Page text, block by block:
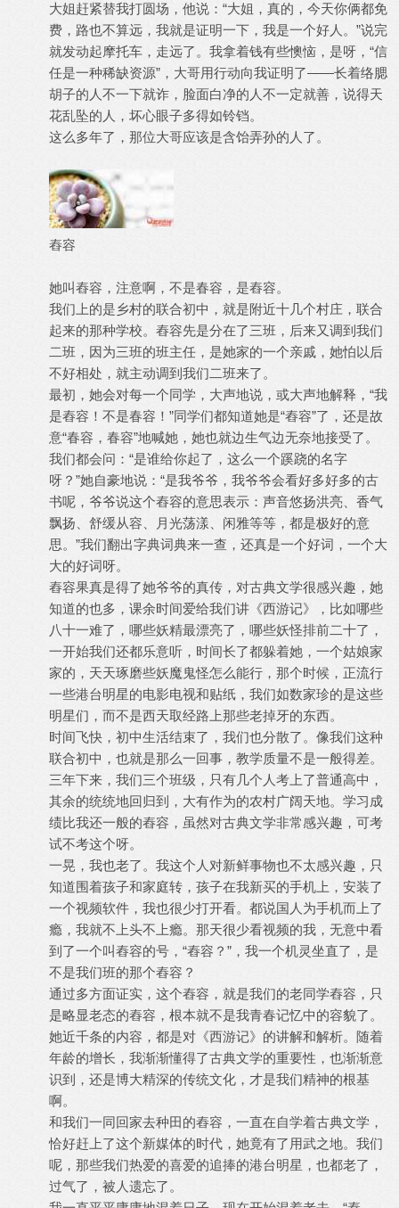
大姐赶紧替我打圆场，他说：“大姐，真的，今天你俩都免
费，路也不算远，我就是证明一下，我是一个好人。”说完
就发动起摩托车，走远了。我拿着钱有些懊恼，是呀，“信
任是一种稀缺资源”，大哥用行动向我证明了——长着络腮
胡子的人不一下就诈，脸面白净的人不一定就善，说得天
花乱坠的人，坏心眼子多得如铃铛。
这么多年了，那位大哥应该是含饴弄孙的人了。
舂容
她叫舂容，注意啊，不是春容，是舂容。
我们上的是乡村的联合初中，就是附近十几个村庄，联合
起来的那种学校。舂容先是分在了三班，后来又调到我们
二班，因为三班的班主任，是她家的一个亲戚，她怕以后
不好相处，就主动调到我们二班来了。
最初，她会对每一个同学，大声地说，或大声地解释，“我
是舂容！不是春容！”同学们都知道她是“舂容”了，还是故
意“春容，春容”地喊她，她也就边生气边无奈地接受了。
我们都会问：“是谁给你起了，这么一个蹊跷的名字
呀？”她自豪地说：“是我爷爷，我爷爷会看好多好多的古
书呢，爷爷说这个舂容的意思表示：声音悠扬洪亮、香气
飘扬、舒缓从容、月光荡漾、闲雅等等，都是极好的意
思。”我们翻出字典词典来一查，还真是一个好词，一个大
大的好词呀。
舂容果真是得了她爷爷的真传，对古典文学很感兴趣，她
知道的也多，课余时间爱给我们讲《西游记》，比如哪些
八十一难了，哪些妖精最漂亮了，哪些妖怪排前二十了，
一开始我们还都乐意听，时间长了都躲着她，一个姑娘家
家的，天天琢磨些妖魔鬼怪怎么能行，那个时候，正流行
一些港台明星的电影电视和贴纸，我们如数家珍的是这些
明星们，而不是西天取经路上那些老掉牙的东西。
时间飞快，初中生活结束了，我们也分散了。像我们这种
联合初中，也就是那么一回事，教学质量不是一般得差。
三年下来，我们三个班级，只有几个人考上了普通高中，
其余的统统地回归到，大有作为的农村广阔天地。学习成
绩比我还一般的舂容，虽然对古典文学非常感兴趣，可考
试不考这个呀。
一晃，我也老了。我这个人对新鲜事物也不太感兴趣，只
知道围着孩子和家庭转，孩子在我新买的手机上，安装了
一个视频软件，我也很少打开看。都说国人为手机而上了
瘾，我就不上头不上瘾。那天很少看视频的我，无意中看
到了一个叫舂容的号，“舂容？”，我一个机灵坐直了，是
不是我们班的那个舂容？
通过多方面证实，这个舂容，就是我们的老同学舂容，只
是略显老态的舂容，根本就不是我青春记忆中的容貌了。
她近千条的内容，都是对《西游记》的讲解和解析。随着
年龄的增长，我渐渐懂得了古典文学的重要性，也渐渐意
识到，还是博大精深的传统文化，才是我们精神的根基
啊。
和我们一同回家去种田的舂容，一直在自学着古典文学，
恰好赶上了这个新媒体的时代，她竟有了用武之地。我们
呢，那些我们热爱的喜爱的追捧的港台明星，也都老了，
过气了，被人遗忘了。